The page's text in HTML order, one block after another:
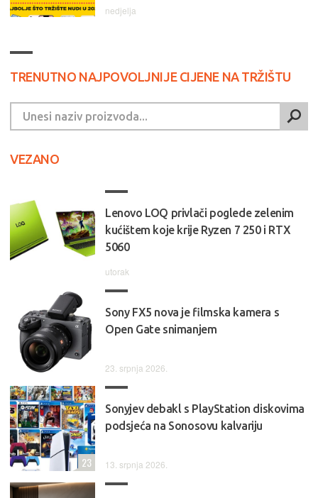
nedjelja
TRENUTNO NAJPOVOLJNIJE CIJENE NA TRŽIŠTU
VEZANO
Lenovo LOQ privlači poglede zelenim
kućištem koje krije Ryzen 7 250 i RTX
5060
utorak
Sony FX5 nova je filmska kamera s
Open Gate snimanjem
23. srpnja 2026.
Sonyjev debakl s PlayStation diskovima
podsjeća na Sonosovu kalvariju
13. srpnja 2026.
23